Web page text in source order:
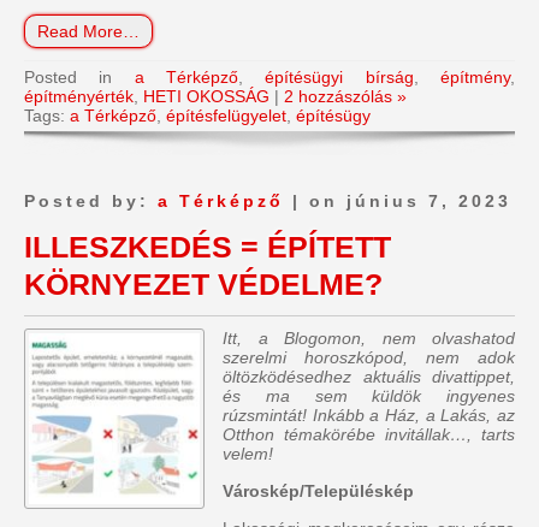
Read More…
Posted in a Térképző ,építésügyi bírság ,építmény,
építményérték HETI OKOSSÁG | 2 hozzászólás »
Tags: a Térképző építésfelügyelet építésügy
Posted by: a Térképző | on június 7, 2023
ILLESZKEDÉS = ÉPÍTETT
KÖRNYEZET VÉDELME?
Itt, a Blogomon, nem olvashatod
szerelmi horoszkópod, nem adok
öltözködésedhez aktuális divattippet,
és ma sem küldök ingyenes
rúzsmintát! Inkább a Ház, a Lakás, az
Otthon témakörébe invitállak…, tarts
velem!
Városkép/Településkép